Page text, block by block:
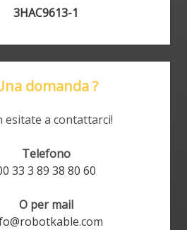
3HAC9613-1
domanda ?
esitate a contattarci!
Telefono
33 3 89 38 80 60
O per mail